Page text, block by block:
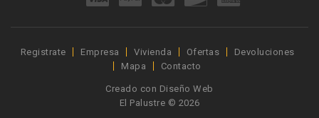
Registrate Empresa Vivienda Ofertas
Devoluciones
Mapa
Contacto
Creado con Diseño Web
El Palustre © 2026